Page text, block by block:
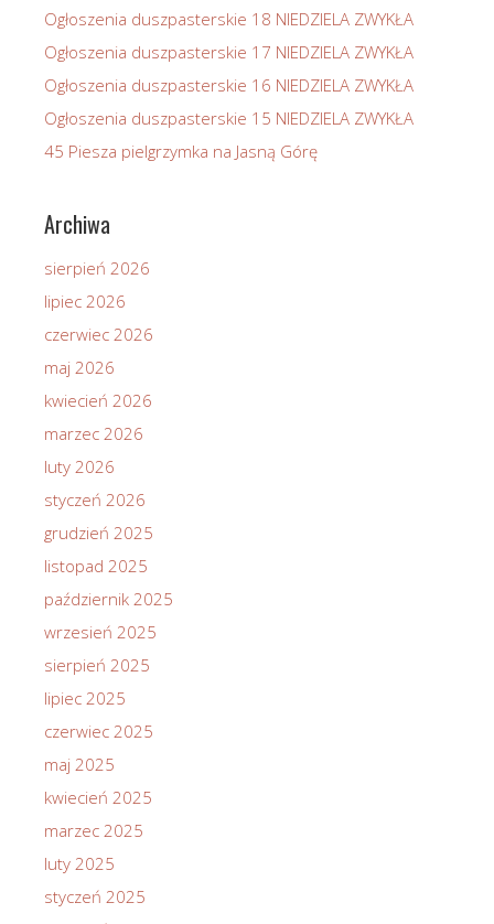
Ogłoszenia duszpasterskie 18 NIEDZIELA ZWYKŁA
Ogłoszenia duszpasterskie 17 NIEDZIELA ZWYKŁA
Ogłoszenia duszpasterskie 16 NIEDZIELA ZWYKŁA
Ogłoszenia duszpasterskie 15 NIEDZIELA ZWYKŁA
45 Piesza pielgrzymka na Jasną Górę
Archiwa
sierpień 2026
lipiec 2026
czerwiec 2026
maj 2026
kwiecień 2026
marzec 2026
luty 2026
styczeń 2026
grudzień 2025
listopad 2025
październik 2025
wrzesień 2025
sierpień 2025
lipiec 2025
czerwiec 2025
maj 2025
kwiecień 2025
marzec 2025
luty 2025
styczeń 2025